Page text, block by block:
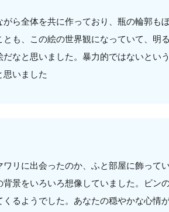
がら全体を共に作っており、瓶の輪郭も
とも、この絵の世界観になっていて、明
だなと思いました。暴力的ではないとい
思いました
ワリに出会ったのか、ふと部屋に飾って
背景をいろいろ想像していました。ビン
くるようでした。あなたの穏やかな心情